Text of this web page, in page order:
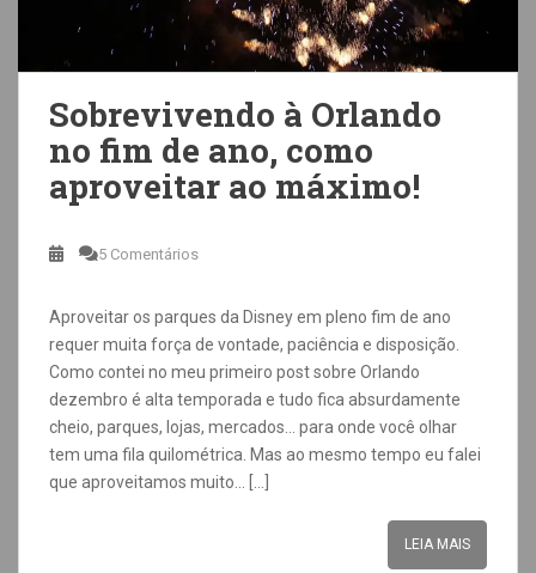
Sobrevivendo à Orlando
no fim de ano, como
aproveitar ao máximo!
5 Comentários
Aproveitar os parques da Disney em pleno fim de ano
requer muita força de vontade, paciência e disposição.
Como contei no meu primeiro post sobre Orlando
dezembro é alta temporada e tudo fica absurdamente
cheio, parques, lojas, mercados… para onde você olhar
tem uma fila quilométrica. Mas ao mesmo tempo eu falei
que aproveitamos muito… […]
LEIA MAIS